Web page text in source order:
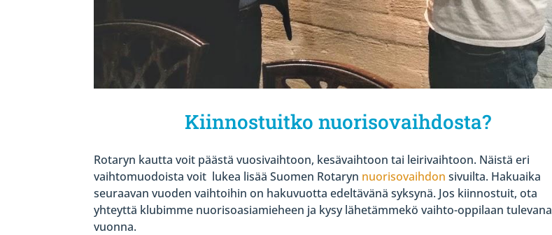
Kiinnostuitko nuorisovaihdosta?
Rotaryn kautta voit päästä vuosivaihtoon, kesävaihtoon tai leirivaihtoon. Näistä eri
vaihtomuodoista voit lukea lisää Suomen Rotaryn nuorisovaihdon sivuilta. Hakuaika
seuraavan vuoden vaihtoihin on hakuvuotta edeltävänä syksynä. Jos kiinnostuit, ota
yhteyttä klubimme nuorisoasiamieheen ja kysy lähetämmekö vaihto-oppilaan tulevana
vuonna.